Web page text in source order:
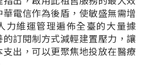
電信作為後盾， 使敏盛無需增
力維運管理遍佈全臺的大量據
的訂閱制方式減輕建置壓力， 讓
出 ， 可以更聚焦地投放在醫療